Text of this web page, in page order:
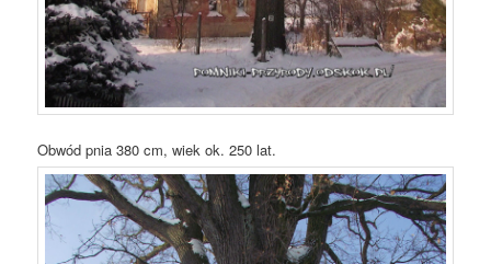
Obwód pnia 380 cm, wiek ok. 250 lat.